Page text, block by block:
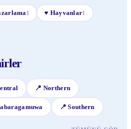
1 ♥ Hayvanlar1
📍 Northern
📍Southern